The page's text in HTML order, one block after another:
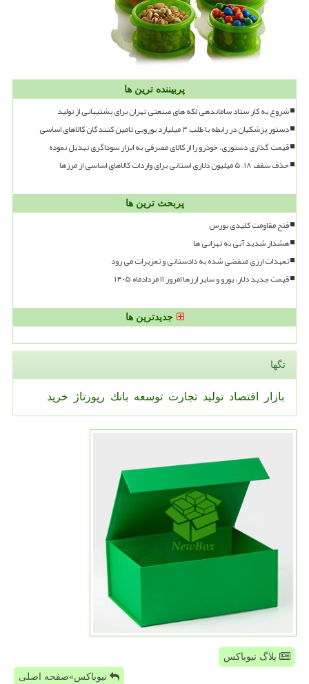
پربیننده ترین ها
شروع به کار ستاد ساماندهی لکه های صنعتی تهران برای پشتیبانی از تولید
دستور پزشکیان در رابطه با طلب ۴ میلیارد یورویی تامین کنندگان کالاهای اساسی
قیمت گذاری دستوری، خودرو را از کالای مصرفی به ابزار سوداگری تبدیل نموده
حذف سقف ۱۸، ۵ میلیون دلاری استانی برای واردات کالاهای اساسی از مرزها
پربحث ترین ها
فتح مقاومت کلیدی بورس
هشدار شدید آبی به تهرانی ها
تعهدات ارزی منقضی شده به دادستانی و تعزیرات می رود
قیمت جدید دلار، یورو و سایر ارزها امروز ۱۱ مردادماه ۱۴۰۵
جدیدترین ها
تگها
بازار اقتصاد تولید تجارت توسعه بانك رپورتاژ خرید
بلاگ نیوباکس
نیوباکس»صفحه اصلی